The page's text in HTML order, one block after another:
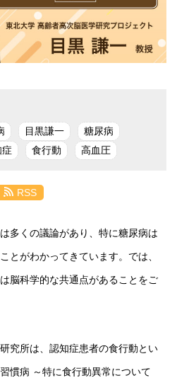
目黒謙一
糖尿病
食行動 高血圧
RSS
多くの議論があり、特に糖尿病は
とがわかってきています。では、
脳科学的な共通点があることをご
究所は、認知症患者の食行動とい
慣病 ～特に食行動異常について